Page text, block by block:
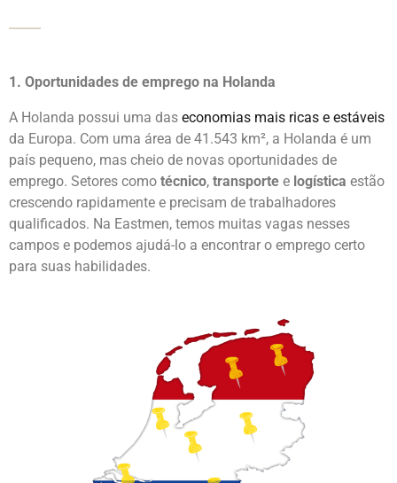
1. Oportunidades de emprego na Holanda
A Holanda possui uma das economias mais ricas e estáveis
da Europa. Com uma área de 41.543 km², a Holanda é um
país pequeno, mas cheio de novas oportunidades de
emprego. Setores como técnico,transporteelogística
crescendo rapidamente e precisam de trabalhadores
qualificados. Na Eastmen, temos muitas vagas nesses
campos e podemos ajudá-lo a encontrar o emprego certo